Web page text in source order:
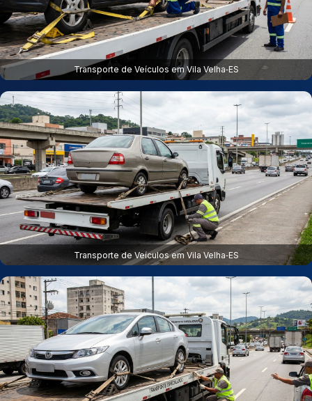
Transporte de Veículos em Vila Velha‑ES
Transporte de Veículos em Vila Velha‑ES